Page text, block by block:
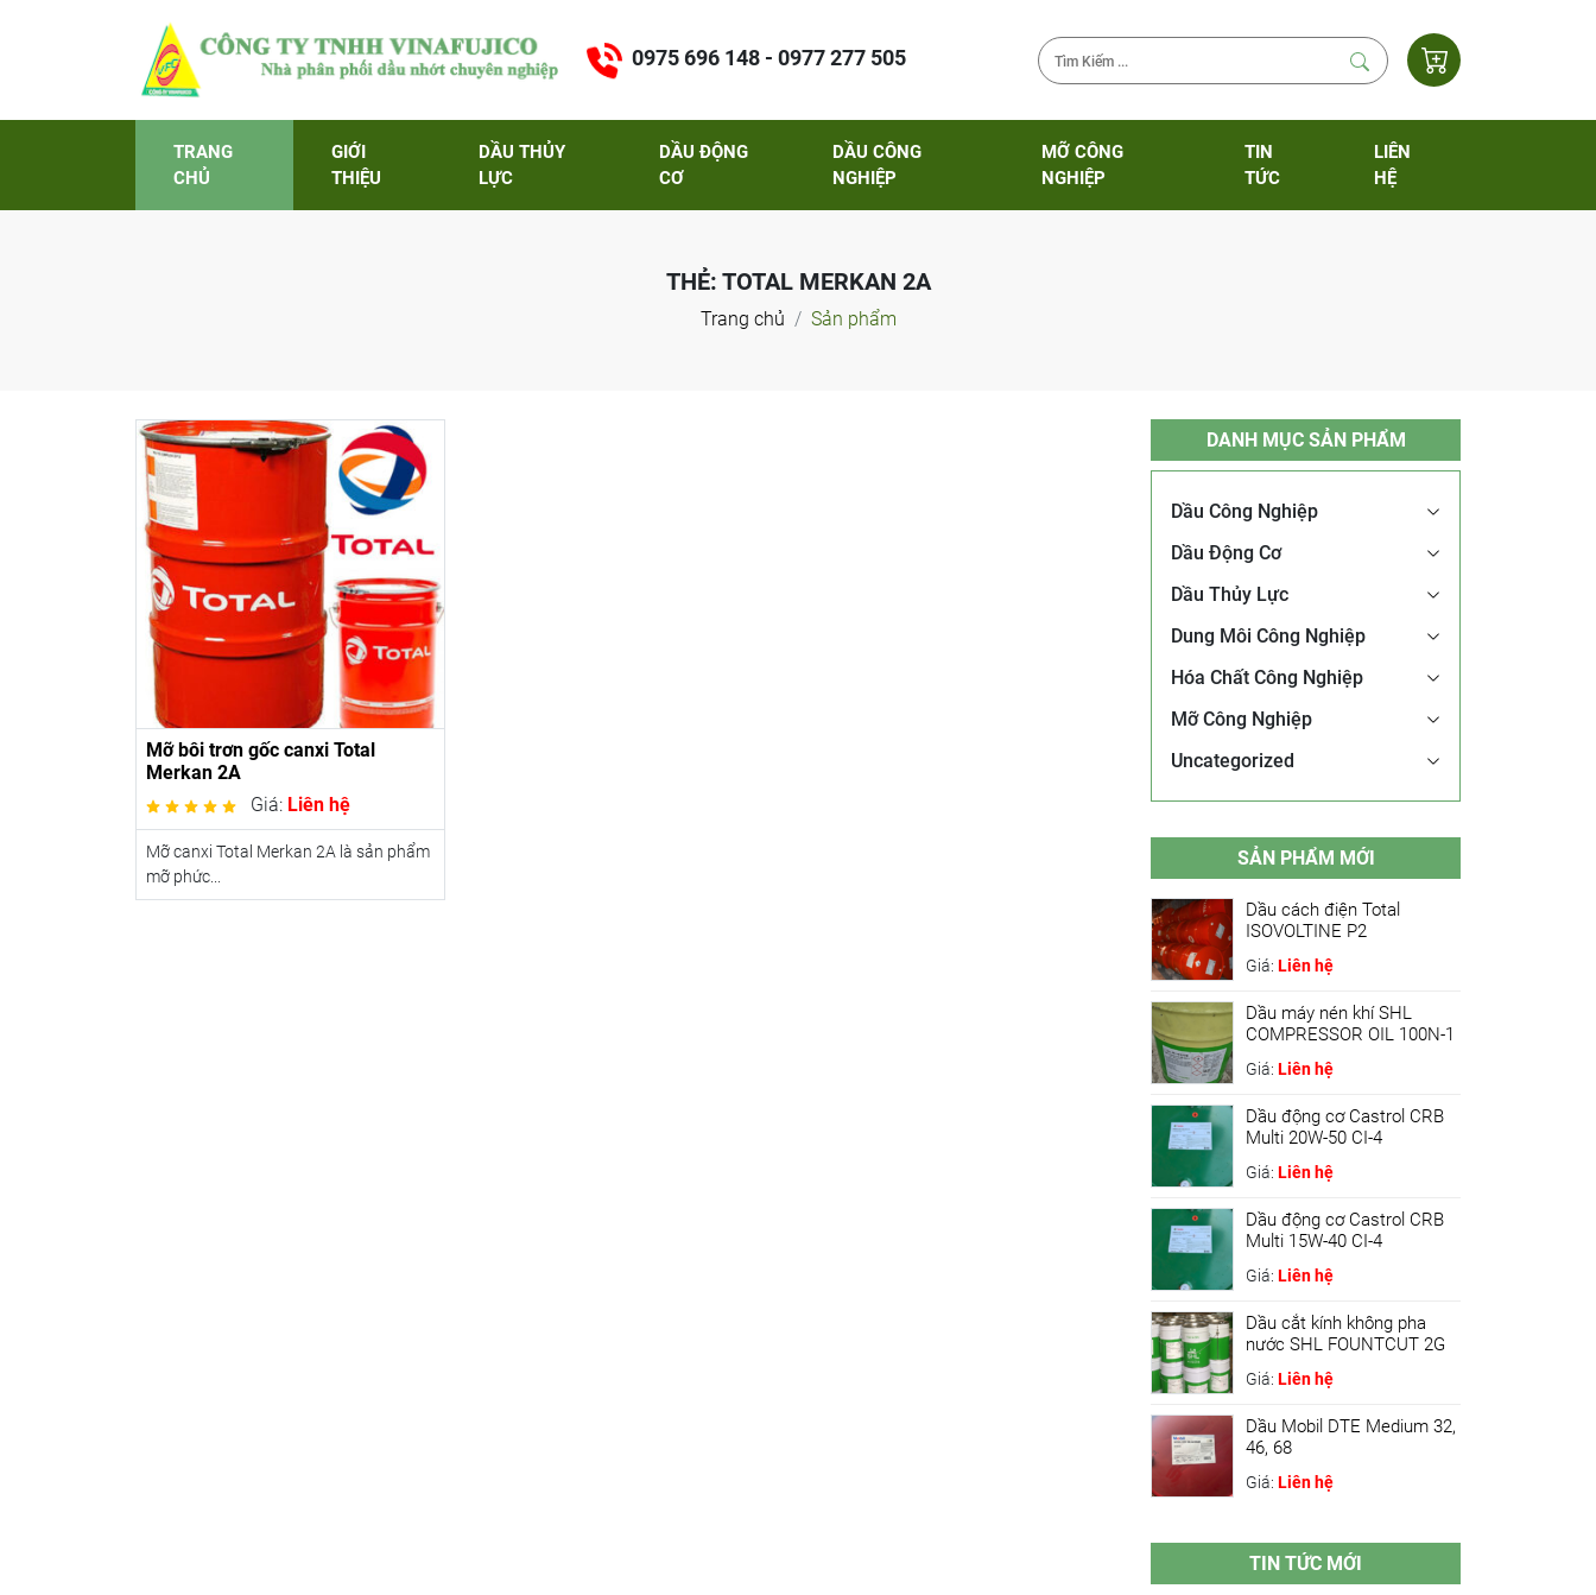
0975 696 148 - 0977 277 505
TRANG
CHỦ
GIỚI
THIỆU
DẦU THỦY
LỰC
DẦU ĐỘNG
CƠ
DẦU CÔNG
NGHIỆP
MỠ CÔNG
NGHIỆP
TIN
TỨC
LIÊN
HỆ
THẺ: TOTAL MERKAN 2A
Trang chủ Sản phẩm
Mỡ bôi trơn gốc canxi Total
Merkan 2A
Giá: Liên hệ
Mỡ canxi Total Merkan 2A là sản phẩm
mỡ phức...
DANH MỤC SẢN PHẨM
Dầu Công Nghiệp
Dầu Động Cơ
Dầu Thủy Lực
Dung Môi Công Nghiệp
Hóa Chất Công Nghiệp
Mỡ Công Nghiệp
Uncategorized
SẢN PHẨM MỚI
Dầu cách điện Total
ISOVOLTINE P2
Giá: Liên hệ
Dầu máy nén khí SHL
COMPRESSOR OIL 100N-1
Giá: Liên hệ
Dầu động cơ Castrol CRB
Multi 20W-50 CI-4
Giá: Liên hệ
Dầu động cơ Castrol CRB
Multi 15W-40 CI-4
Giá: Liên hệ
Dầu cắt kính không pha
nước SHL FOUNTCUT 2G
Giá: Liên hệ
Dầu Mobil DTE Medium 32,
46, 68
Giá: Liên hệ
TIN TỨC MỚI